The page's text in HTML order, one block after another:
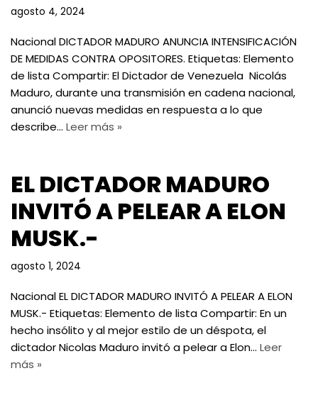
agosto 4, 2024
Nacional DICTADOR MADURO ANUNCIA INTENSIFICACIÓN
DE MEDIDAS CONTRA OPOSITORES. Etiquetas: Elemento
de lista Compartir: El Dictador de Venezuela Nicolás
Maduro, durante una transmisión en cadena nacional,
anunció nuevas medidas en respuesta a lo que
describe… Leer más »
EL DICTADOR MADURO
INVITÓ A PELEAR A ELON
MUSK.-
agosto 1, 2024
Nacional EL DICTADOR MADURO INVITÓ A PELEAR A ELON
MUSK.- Etiquetas: Elemento de lista Compartir: En un
hecho insólito y al mejor estilo de un déspota, el
dictador Nicolas Maduro invitó a pelear a Elon… Leer
más »